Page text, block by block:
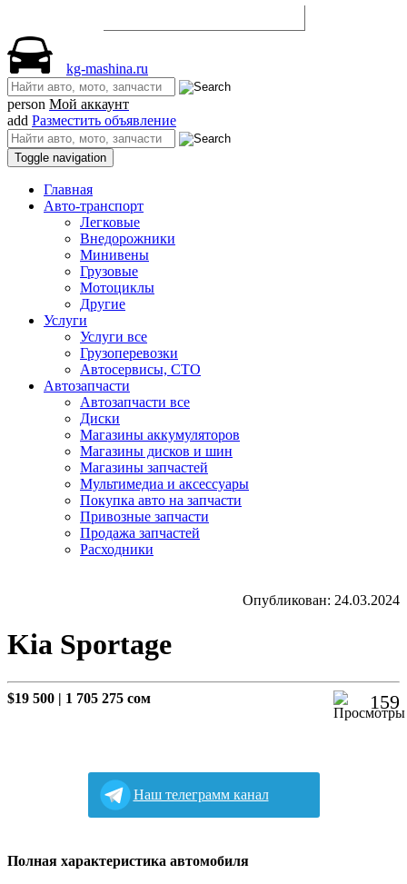
kg-mashina.ru
person Мой аккаунт
add Разместить объявление
Toggle navigation
Главная
Авто-транспорт
Легковые
Внедорожники
Минивены
Грузовые
Мотоциклы
Другие
Услуги
Услуги все
Грузоперевозки
Автосервисы, СТО
Автозапчасти
Автозапчасти все
Диски
Магазины аккумуляторов
Магазины дисков и шин
Магазины запчастей
Мультимедиа и аксессуары
Покупка авто на запчасти
Привозные запчасти
Продажа запчастей
Расходники
Опубликован: 24.03.2024
Kia Sportage
$19 500 | 1 705 275 сом 159
Наш телеграмм канал
Полная характеристика автомобиля